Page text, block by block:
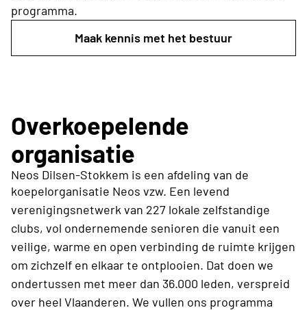
programma.
Maak kennis met het bestuur
Overkoepelende
organisatie
Neos Dilsen-Stokkem is een afdeling van de
koepelorganisatie Neos vzw. Een levend
verenigingsnetwerk van 227 lokale zelfstandige
clubs, vol ondernemende senioren die vanuit een
veilige, warme en open verbinding de ruimte krijgen
om zichzelf en elkaar te ontplooien. Dat doen we
ondertussen met meer dan 36.000 leden, verspreid
over heel Vlaanderen. We vullen ons programma